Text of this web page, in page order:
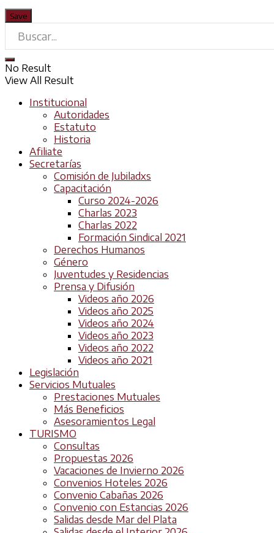
No Result
View All Result
Institucional
Autoridades
Estatuto
Historia
Afiliate
Secretarías
Comisión de Jubiladxs
Capacitación
Curso 2024-2026
Charlas 2023
Charlas 2022
Formación Sindical 2021
Derechos Humanos
Género
Juventudes y Residencias
Prensa y Difusión
Videos año 2026
Videos año 2025
Videos año 2024
Videos año 2023
Videos año 2022
Videos año 2021
Legislación
Servicios Mutuales
Prestaciones Mutuales
Más Beneficios
Asesoramientos Legal
TURISMO
Consultas
Propuestas 2026
Vacaciones de Invierno 2026
Convenios Hoteles 2026
Convenio Cabañas 2026
Convenio con Estancias 2026
Salidas desde Mar del Plata